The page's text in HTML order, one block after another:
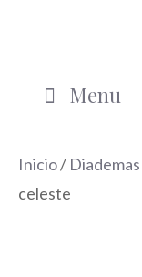
Menu
Inicio/ Diademas
celeste